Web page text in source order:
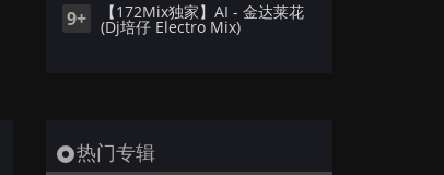
9+ 【172Mix独家】AI - 金达莱花
(Dj培仔 Electro Mix)
热门专辑